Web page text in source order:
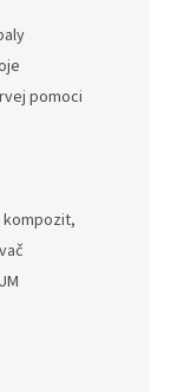
pomoci
kompozit,